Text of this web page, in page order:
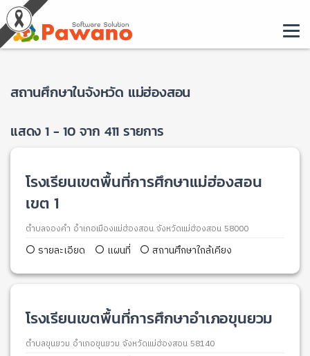
สถานศึกษาในจังหวัด แม่ฮ่องสอน
แสดง 1 - 10 จาก 411 รายการ
โรงเรียนเขตพื้นที่การศึกษาแม่ฮ่องสอน
เขต 1
ตำบลจองคำ อำเภอเมืองแม่ฮ่องสอน จังหวัดแม่ฮ่องสอน 58000
รายละเอียด แผนที่ สถานศึกษาใกล้เคียง
โรงเรียนเขตพื้นที่การศึกษาอำเภอขุนยวม
ตำบลขุนยวม อำเภอขุนยวม จังหวัดแม่ฮ่องสอน 58140